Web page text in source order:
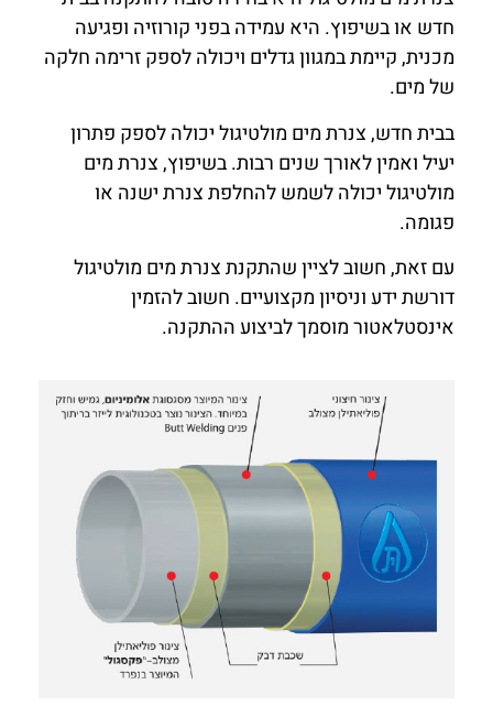
חדש או בשיפוץ. היא עמידה בפני קורוזיה ופגיעה
מכנית, קיימת במגוון גדלים ויכולה לספק זרימה חלקה
של מים.
בבית חדש, צנרת מים מולטיגול יכולה לספק פתרון
יעיל ואמין לאורך שנים רבות. בשיפוץ, צנרת מים
מולטיגול יכולה לשמש להחלפת צנרת ישנה או
פגומה.
עם זאת, חשוב לציין שהתקנת צנרת מים מולטיגול
דורשת ידע וניסיון מקצועיים. חשוב להזמין
אינסטלאטור מוסמך לביצוע ההתקנה.